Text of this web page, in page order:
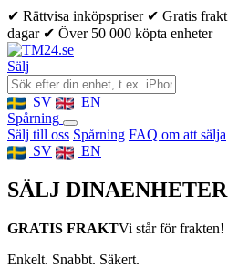
✔ Rättvisa inköpspriser ✔ Gratis frakt
dagar ✔ Över 50 000 köpta enheter
Sälj
SV
EN
Spårning
Sälj till oss Spårning FAQ om att sälja
SV
EN
SÄLJ DINAENHETER
GRATIS FRAKTVi står för frakten!
Enkelt. Snabbt. Säkert.